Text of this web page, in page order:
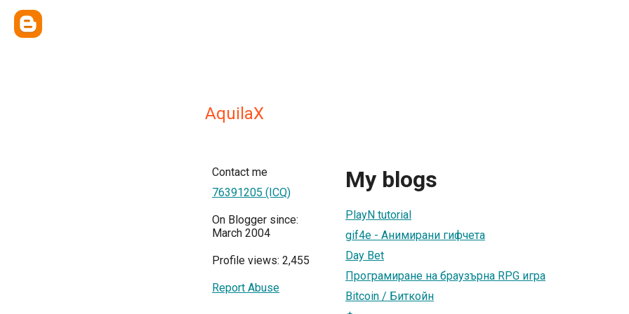
AquilaX
Contact me
76391205 (ICQ)
On Blogger since:
March 2004
Profile views: 2,455
Report Abuse
My blogs
PlayN tutorial
gif4e - Анимирани гифчета
Day Bet
Програмиране на браузърна RPG игра
Bitcoin / Биткойн